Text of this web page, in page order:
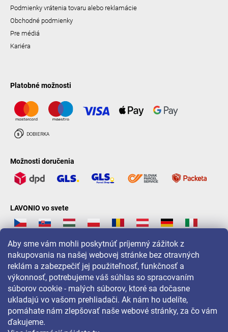
Aby sme vám mohli poskytnúť príjemný zážitok z
nakupovania na našej webovej stránke bez otravných
reklám a zabezpečiť jej použiteľnosť, funkčnosť a
výkonnosť, potrebujeme váš súhlas so spracovaním
súborov cookie - malých súborov, ktoré sa dočasne
ukladajú vo vašom prehliadači. Ak nám ho udelíte,
pomáhate nám zlepšovať naše webové stránky, za čo vám
ďakujeme.
Podmienky vrátenia tovaru alebo reklamácie
Obchodné podmienky
Pre médiá
Kariéra
Platobné možnosti
Možnosti doručenia
LAVONIO vo svete
Pre akcie, súťaže a zľavy nás sledujte na: